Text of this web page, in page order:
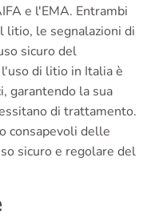
e l'EMA. Entrambi
litio, le segnalazioni di
sicuro del
di litio in Italia è
garantendo la sua
di trattamento.
consapevoli delle
sicuro e regolare del